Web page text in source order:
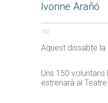
Ivonne Arañó
302
Aquest dissabte la
Uns 150
estrenarà al